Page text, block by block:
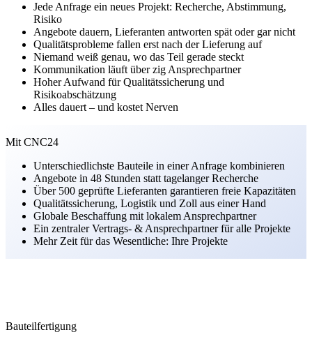
Jede Anfrage ein neues Projekt: Recherche, Abstimmung,
Risiko
Angebote dauern, Lieferanten antworten spät oder gar nicht
Qualitätsprobleme fallen erst nach der Lieferung auf
Niemand weiß genau, wo das Teil gerade steckt
Kommunikation läuft über zig Ansprechpartner
Hoher Aufwand für Qualitätssicherung und
Risikoabschätzung
Alles dauert – und kostet Nerven
Mit CNC24
Unterschiedlichste Bauteile in einer Anfrage kombinieren
Angebote in 48 Stunden statt tagelanger Recherche
Über 500 geprüfte Lieferanten garantieren freie Kapazitäten
Qualitätssicherung, Logistik und Zoll aus einer Hand
Globale Beschaffung mit lokalem Ansprechpartner
Ein zentraler Vertrags- & Ansprechpartner für alle Projekte
Mehr Zeit für das Wesentliche: Ihre Projekte
Bauteilfertigung